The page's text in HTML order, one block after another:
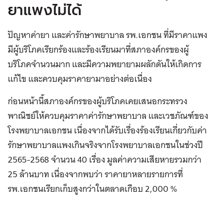
ยาแพงไม่ได้
ปัญหาค่ายา และค่ารักษาพยาบาล รพ.เอกชน ที่มีราคาแพง
มีผู้บริโภคเรียกร้องและร้องเรียนมาที่สภาองค์กรของผู้
บริโภคจำนวนมาก และมีความพยายามผลักดันให้เกิดการ
แก้ไข และควบคุมราคายามาอย่างต่อเนื่อง
ก่อนหน้านี้สภาองค์กรของผู้บริโภคเคยเสนอกระทรวง
พาณิชย์ให้ควบคุมราคาค่ารักษาพยาบาล และเวชภัณฑ์ของ
โรงพยาบาลเอกชน เนื่องจากได้รับเรื่องร้องเรียนเกี่ยวกับค่า
รักษาพยาบาลแพงเกินจริงจากโรงพยาบาลเอกชนในช่วงปี
2565-2568 จำนวน 40 เรื่อง มูลค่าความเสียหายรวมกว่า
25 ล้านบาท เนื่องจากพบว่า ราคายาหลายรายการที่
รพ.เอกชนเรียกเก็บสูงกว่าในตลาดเกือบ 2,000 %